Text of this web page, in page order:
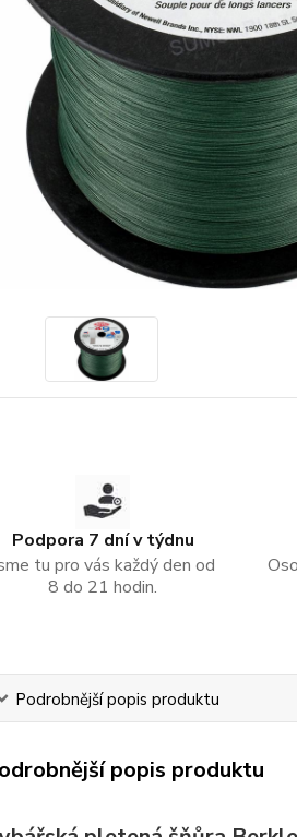
Podpora 7 dní v týdnu
tu pro vás každý den od
8 do 21 hodin.
Podrobnější popis produktu
popis produktu